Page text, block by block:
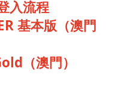
入流程
基本版（澳門
（澳門）